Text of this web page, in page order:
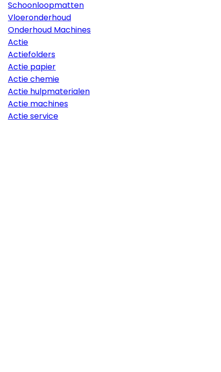
Schoonloopmatten
Vloeronderhoud
Onderhoud Machines
Actie
Actiefolders
Actie papier
Actie chemie
Actie hulpmaterialen
Actie machines
Actie service